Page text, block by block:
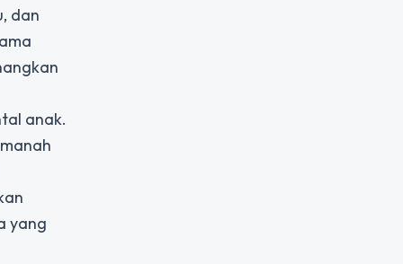
dan
anak.
yang